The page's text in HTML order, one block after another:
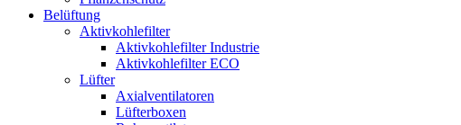
Belüftung
Aktivkohlefilter
Aktivkohlefilter Industrie
Aktivkohlefilter ECO
Lüfter
Axialventilatoren
Lüfterboxen